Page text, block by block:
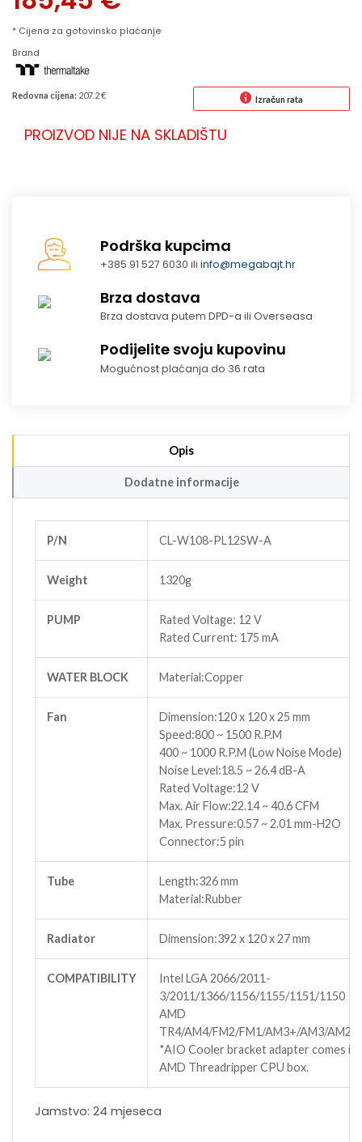
* Cijena za gotovinsko plaćanje
Brand
Redovna cijena: 207.2 € Izračun rata
PROIZVOD NIJE NA SKLADIŠTU
Podrška kupcima
+385 91 527 6030 iliinfo@megabajt.hr
Brza dostava
Brza dostava putem DPD-a ili Overseasa
Podijelite svoju kupovinu
Mogućnost plaćanja do 36 rata
Opis
Dodatne informacije
P/N CL-W108-PL12SW-A
Weight 1320g
PUMP
Rated Voltage: 12 V
Rated Current: 175 mA
WATER BLOCK Material:Copper
Fan
Dimension:120 x 120 x 25 mm
Speed:800 ~ 1500 R.P.M
400 ~ 1000 R.P.M (Low Noise Mode)
Noise Level:18.5 ~ 26.4 dB-A
Rated Voltage:12 V
Max. Air Flow:22.14 ~ 40.6 CFM
Max. Pressure:0.57 ~ 2.01 mm-H2O
Connector:5 pin
Tube
Length:326 mm
Material:Rubber
Radiator Dimension:392 x 120 x 27 mm
COMPATIBILITY
Intel LGA 2066/2011-
3/2011/1366/1156/1155/1151/1150
AMD
TR4/AM4/FM2/FM1/AM3+/AM3/
*AIO Cooler bracket adapter comes in
AMD Threadripper CPU box.
Jamstvo: 24 mjeseca